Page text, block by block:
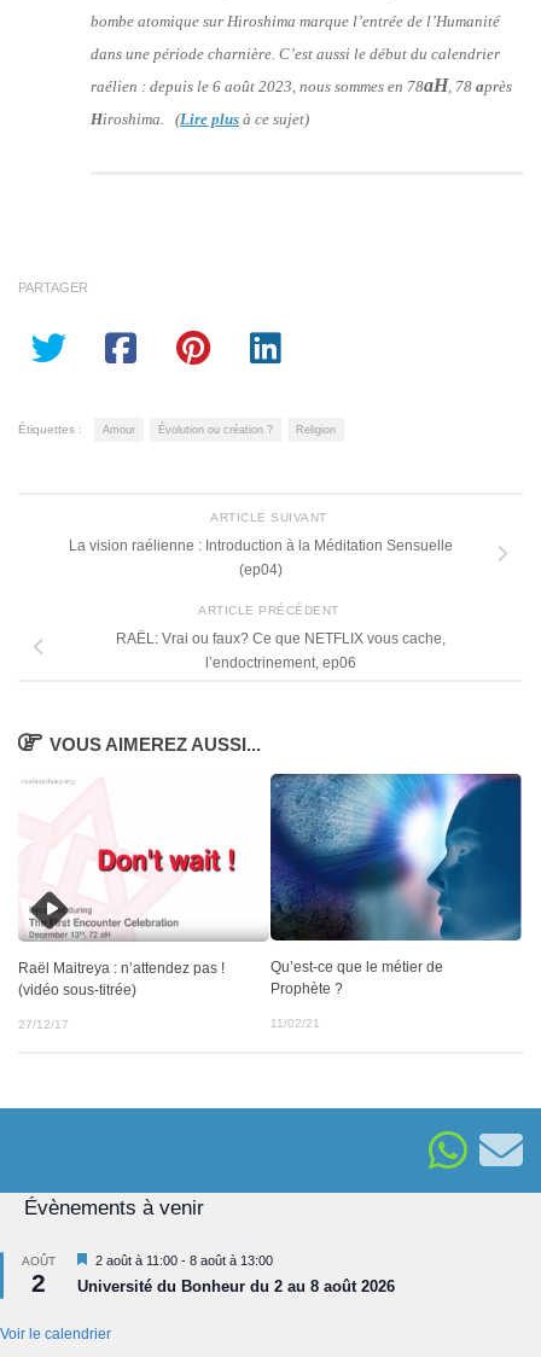
bombe atomique sur Hiroshima marque l’entrée de l’Humanité
dans une période charnière. C’est aussi le début du calendrier
raélien : depuis le 6 août 2023, nous sommes en 78aH, 78 après
Hiroshima. (Lire plus à ce sujet)
PARTAGER
Étiquettes : Amour Évolution ou création ? Religion
ARTICLE SUIVANT
La vision raélienne : Introduction à la Méditation Sensuelle
(ep04)
ARTICLE PRÉCÉDENT
RAËL: Vrai ou faux? Ce que NETFLIX vous cache,
l’endoctrinement, ep06
VOUS AIMEREZ AUSSI...
Raël Maitreya : n’attendez pas !
(vidéo sous-titrée)
27/12/17
Qu’est-ce que le métier de
Prophète ?
11/02/21
Évènements à venir
AOÛT
2
Mis
en
avant
2 août à 11:00 - 8 août à 13:00
Université du Bonheur du 2 au 8 août 2026
Voir le calendrier